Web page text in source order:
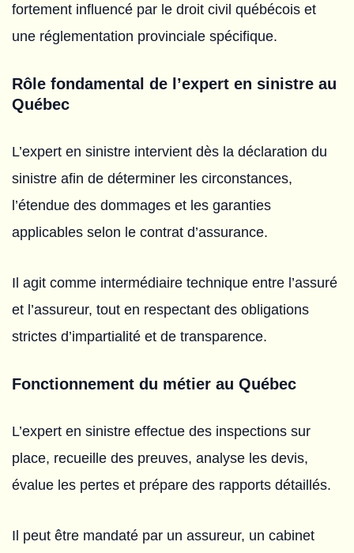
fortement influencé par le droit civil québécois et
une réglementation provinciale spécifique.
Rôle fondamental de l’expert en sinistre au
Québec
L’expert en sinistre intervient dès la déclaration du
sinistre afin de déterminer les circonstances,
l’étendue des dommages et les garanties
applicables selon le contrat d’assurance.
Il agit comme intermédiaire technique entre l’assuré
et l’assureur, tout en respectant des obligations
strictes d’impartialité et de transparence.
Fonctionnement du métier au Québec
L’expert en sinistre effectue des inspections sur
place, recueille des preuves, analyse les devis,
évalue les pertes et prépare des rapports détaillés.
Il peut être mandaté par un assureur, un cabinet